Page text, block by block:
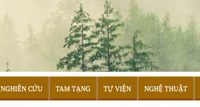
NGHIÊN CỨU TAM TẠNG TỰ VIỆN NGHỆ THUẬT